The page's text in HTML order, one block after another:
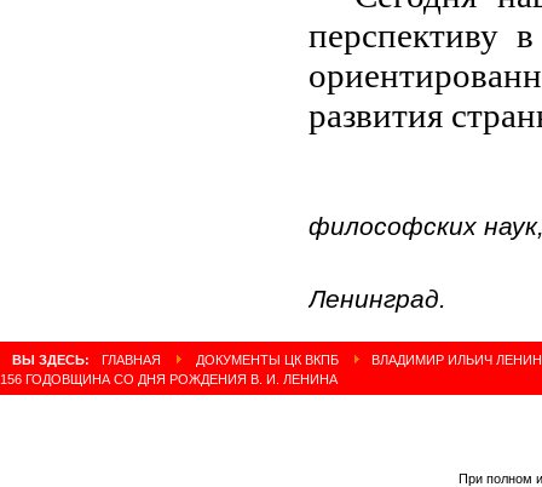
перспективу
развития
философских
Ленинград.
ВЫ ЗДЕСЬ: ГЛАВНАЯ ДОКУМЕНТЫ ЦК ВКПБ
ВЛАДИМИР ИЛЬИЧ
156 ГОДОВЩИНА СО ДНЯ РОЖДЕНИЯ В. И. ЛЕНИНА
При полном